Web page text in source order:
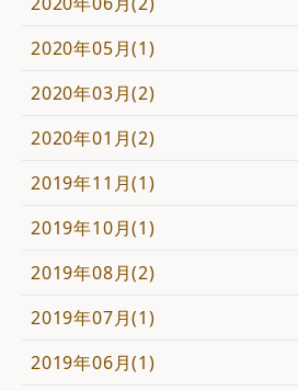
2020年05月(1)
2020年03月(2)
2020年01月(2)
2019年11月(1)
2019年10月(1)
2019年08月(2)
2019年07月(1)
2019年06月(1)